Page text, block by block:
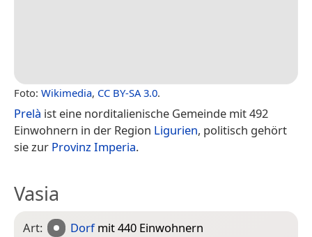
Foto: Wikimedia, CC BY-SA 3.0.
Prelà ist eine norditalienische Gemeinde mit 492
Einwohnern in der Region Ligurien, politisch gehört
sie zur Provinz Imperia.
Vasia
Art: Dorfmit 440 Einwohnern